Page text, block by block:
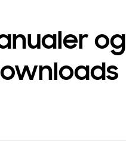
og